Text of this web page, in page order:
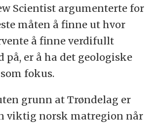
Scientist argumenterte for
måten å finne ut hvor
å finne verdifullt
er å ha det geologiske
fokus.
grunn at Trøndelag er
viktig norsk matregion når